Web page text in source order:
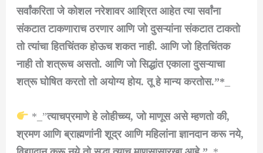
सर्वांकरिता जे कोशल नरेशावर आश्रित आहेत त्या सर्वांना
संकटात टाकणाराच ठरणार आणि जो दुसऱ्यांना संकटात टाकतो
तो त्यांचा हितचिंतक होऊच शकत नाही. आणि जो हितचिंतक
नाही तो शत्रूच असतो. आणि जो सिद्धांत एकाला दुसऱ्याचा
शत्रू घोषित करतो तो अयोग्य होय. तू हे मान्य करतोस.”*
*_”त्याचप्रमाणे हे लोहीच्च्य, जो माणूस असे म्हणतो की,
श्रमण आणि ब्राह्मणांनी शूद्र आणि महिलांना ज्ञानदान करू नये,